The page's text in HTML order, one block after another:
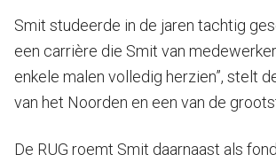
Smit studeerde in de jaren tachtig
een carrière die Smit van
enkele malen volledig herzien”, stelt
van het Noorden en een van de
De RUG roemt Smit daarnaast als